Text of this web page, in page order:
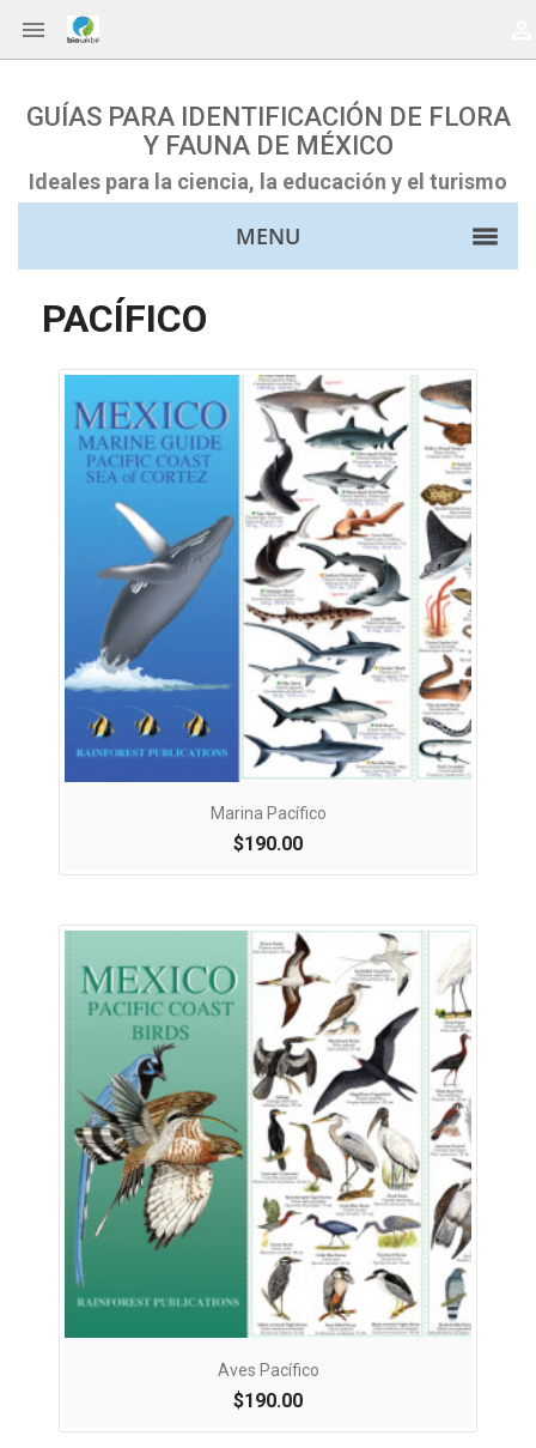

GUÍAS PARA IDENTIFICACIÓN DE FLORA
Y FAUNA DE MÉXICO
Ideales para la ciencia, la educación y el turismo
MENU
PACÍFICO
Marina Pacífico
$190.00
Aves Pacífico
$190.00